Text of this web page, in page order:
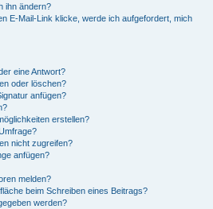
ihn ändern?
E-Mail-Link klicke, werde ich aufgefordert, mich
eine Antwort?
oder löschen?
anfügen?
erstellen?
nicht zugreifen?
anfügen?
melden?
beim Schreiben eines Beitrags?
werden?